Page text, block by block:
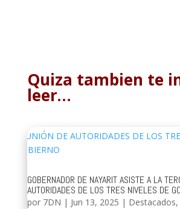
Quiza tambien te
leer…
GOBERNADOR DE NAYARIT ASISTE A LA
AUTORIDADES DE LOS TRES NIVELES DE
por 7DN | Jun 13, 2025 | Destacados,